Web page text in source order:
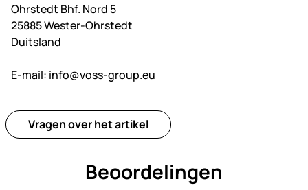
Ohrstedt Bhf. Nord 5
25885 Wester-Ohrstedt
Duitsland
E-mail: info@voss-group.eu
Vragen over het artikel
Beoordelingen